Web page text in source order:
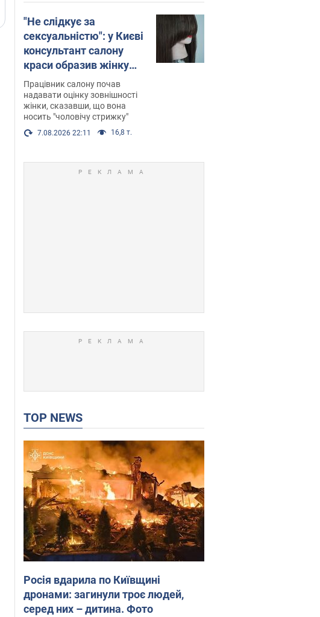
"Не слідкує за
сексуальністю": у Києві
консультант салону
краси образив жінку
після хімієтерапії,
розгорівся скандал.
Фото
Працівник салону почав
надавати оцінку зовнішності
жінки, сказавши, що вона
носить "чоловічу стрижку"
7.08.2026 22:11 16,8 т.
TOP NEWS
Росія вдарила по Київщині
дронами: загинули троє людей,
серед них – дитина. Фото